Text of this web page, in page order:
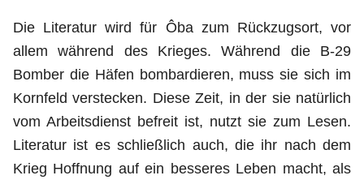
Die Literatur wird für Ôba zum Rückzugsort, vor
allem während des Krieges. Während die B-29
Bomber die Häfen bombardieren, muss sie sich im
Kornfeld verstecken. Diese Zeit, in der sie natürlich
vom Arbeitsdienst befreit ist, nutzt sie zum Lesen.
Literatur ist es schließlich auch, die ihr nach dem
Krieg Hoffnung auf ein besseres Leben macht, als